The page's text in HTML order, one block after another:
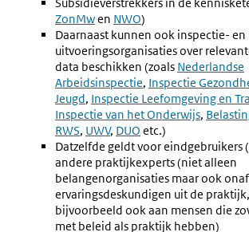
ZonMwen Externe
link:
NWO)
Daarnaast kunnen ook inspectie- en
uitvoeringsorganisaties over
data beschikken (zoals Externe
link:
Nederlandse
Arbeidsinspectie, Externe
link:
Inspectie
Jeugd, Externe
link:
Inspectie Leefomgeving en
Inspectie van het Onderwijs, Externe
RWS, Externe
link:
UWV, Externe
link:
DUO etc.)
Datzelfde geldt voor eindgebruikers
andere praktijkexperts (niet alleen
belangenorganisaties maar ook
ervaringsdeskundigen uit de
bijvoorbeeld ook aan mensen die
met beleid als praktijk hebben)